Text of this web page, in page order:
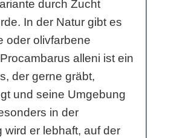
durch Zucht
In der Natur gibt es
oder olivfarbene
alleni ist ein
der gerne gräbt,
und seine Umgebung
in der
wird er lebhaft, auf der